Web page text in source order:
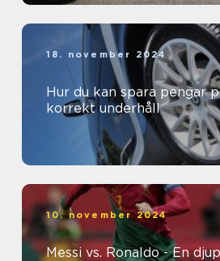
18. november 2024
Hur du kan spara pengar
korrekt underhåll
10. november 2024
Messi vs. Ronaldo - En